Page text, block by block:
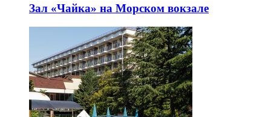
Зал «Чайка» на Морском вокзале